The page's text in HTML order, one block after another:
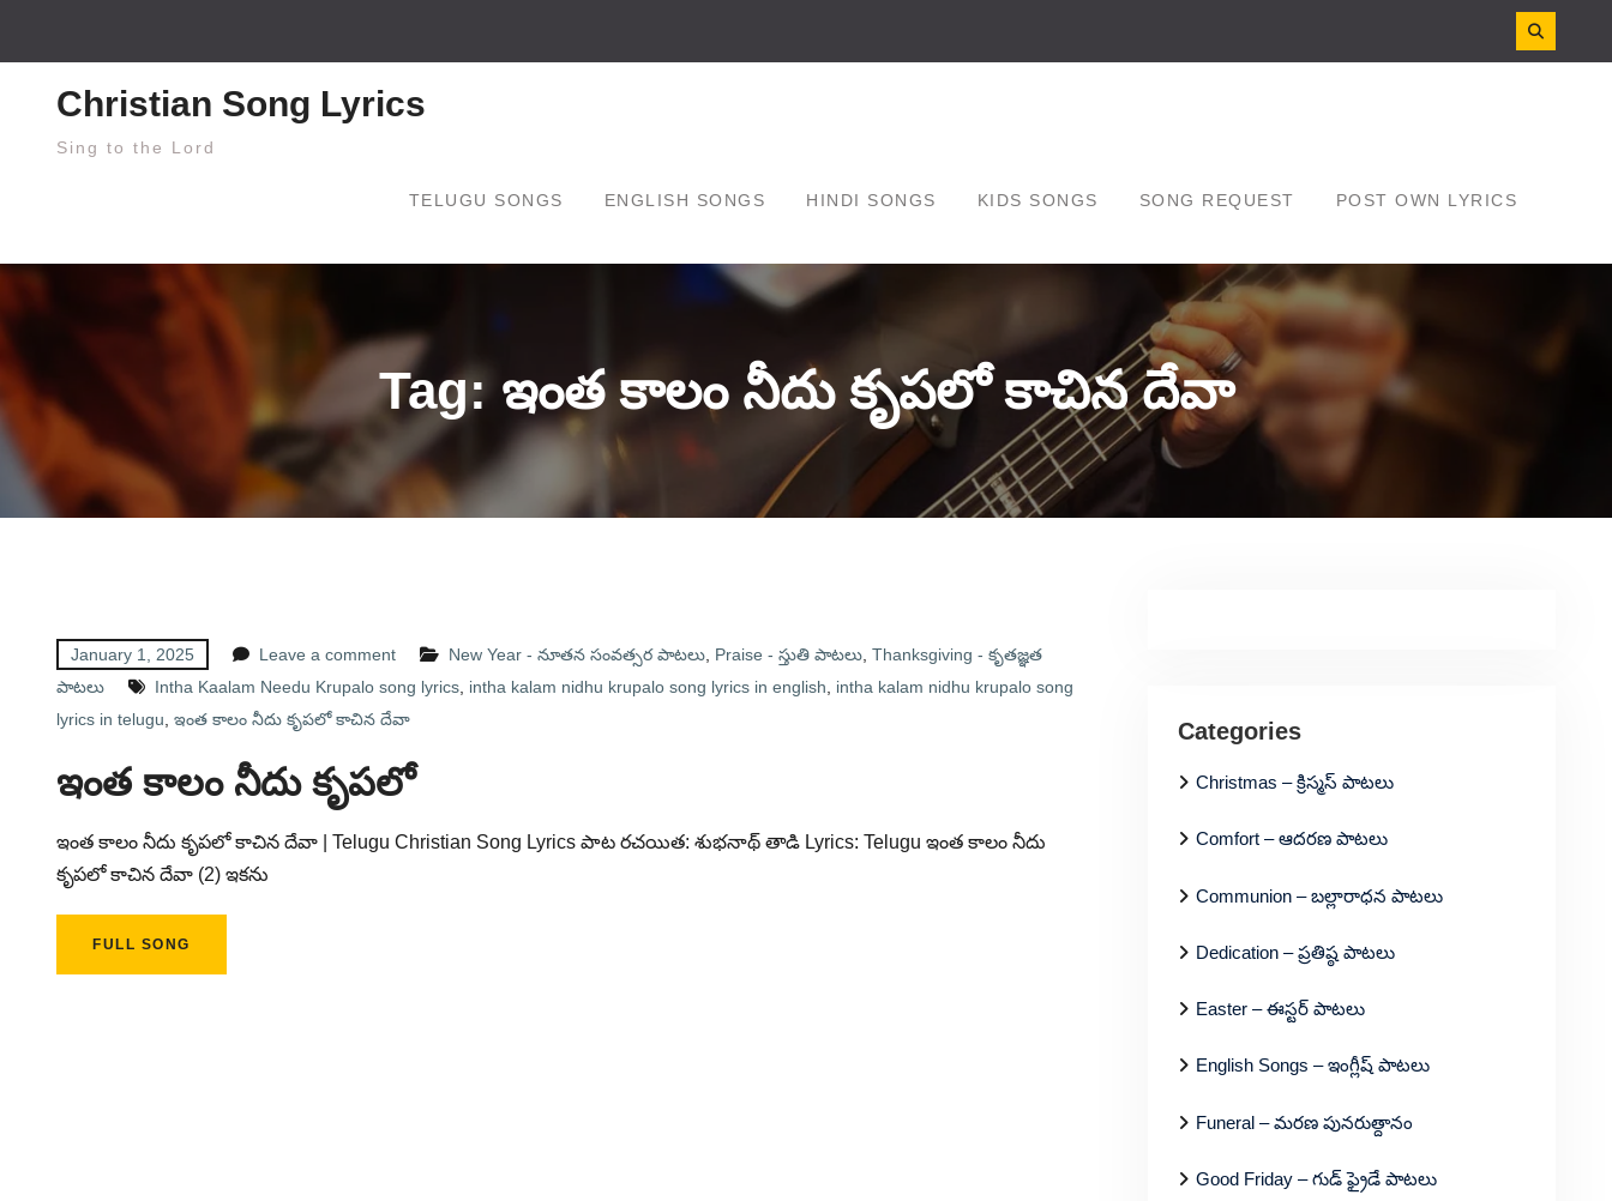
Christian Song Lyrics
Sing to the Lord
TELUGU SONGS ENGLISH SONGS HINDI SONGS KIDS SONGS SONG REQUEST POST OWN LYRICS
Tag: ఇంత కాలం నీదు కృపలో కాచిన దేవా
January 1, 2025 Leave a comment New Year - నూతన సంవత్సర పాటలు Praise - స్తుతి పాటలు Thanksgiving - కృతజ్ఞత
పాటలు
Intha Kaalam Needu Krupalo song lyrics intha kalam nidhu krupalo song lyrics in english
intha kalam nidhu krupalo song
lyrics in telugu ఇంత కాలం నీదు కృపలో కాచిన దేవా
ఇంత కాలం నీదు కృపలో
ఇంత కాలం నీదు కృపలో కాచిన దేవా | Telugu Christian Song Lyrics పాట రచయిత: శుభనాథ్ తాడి Lyrics: Telugu ఇంత కాలం నీదు
కృపలో కాచిన దేవా (2) ఇకను
FULL SONG
Categories
Christmas – క్రిస్మస్ పాటలు
Comfort – ఆదరణ పాటలు
Communion – బల్లారాధన పాటలు
Dedication – ప్రతిష్ఠ పాటలు
Easter – ఈస్టర్ పాటలు
English Songs – ఇంగ్లీష్ పాటలు
Funeral – మరణ పునరుత్దానం
Good Friday – గుడ్ ఫ్రైడే పాటలు